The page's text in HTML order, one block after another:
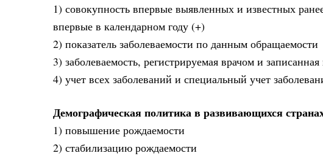
1) совокупность впервые выявленных и известных
впервые в календарном году (+)
2) показатель заболеваемости по данным обращаемости
3) заболеваемость, регистрируемая врачом и
4) учет всех заболеваний и специальный учет
Демографическая политика в развивающихся
1) повышение рождаемости
2) стабилизацию рождаемости